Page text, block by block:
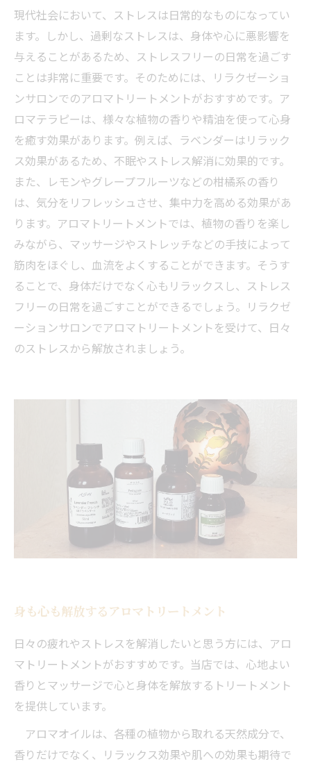
現代社会において、ストレスは日常的なものになってい
ます。しかし、過剰なストレスは、身体や心に悪影響を
与えることがあるため、ストレスフリーの日常を過ごす
ことは非常に重要です。そのためには、リラクゼーショ
ンサロンでのアロマトリートメントがおすすめです。ア
ロマテラピーは、様々な植物の香りや精油を使って心身
を癒す効果があります。例えば、ラベンダーはリラック
ス効果があるため、不眠やストレス解消に効果的です。
また、レモンやグレープフルーツなどの柑橘系の香り
は、気分をリフレッシュさせ、集中力を高める効果があ
ります。アロマトリートメントでは、植物の香りを楽し
みながら、マッサージやストレッチなどの手技によって
筋肉をほぐし、血流をよくすることができます。そうす
ることで、身体だけでなく心もリラックスし、ストレス
フリーの日常を過ごすことができるでしょう。リラクゼ
ーションサロンでアロマトリートメントを受けて、日々
のストレスから解放されましょう。
身も心も解放するアロマトリートメント
日々の疲れやストレスを解消したいと思う方には、アロ
マトリートメントがおすすめです。当店では、心地よい
香りとマッサージで心と身体を解放するトリートメント
を提供しています。
アロマオイルは、各種の植物から取れる天然成分で、
香りだけでなく、リラックス効果や肌への効果も期待で